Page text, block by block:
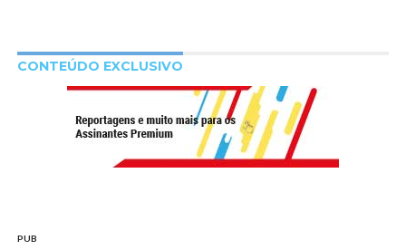
CONTEÚDO EXCLUSIVO
PUB